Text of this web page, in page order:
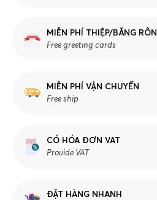
MIỄN PHÍ THIỆP/BĂNG RÔN
Free greeting cards
MIỄN PHÍ VẬN CHUYỂN
Free ship
CÓ HÓA ĐƠN VAT
Provide VAT
ĐẶT HÀNG NHANH